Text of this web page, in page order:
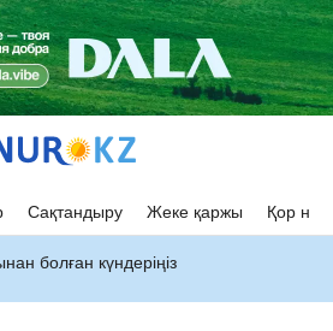
Сақтандыру Жеке қаржы Қор
болған күндеріңіз